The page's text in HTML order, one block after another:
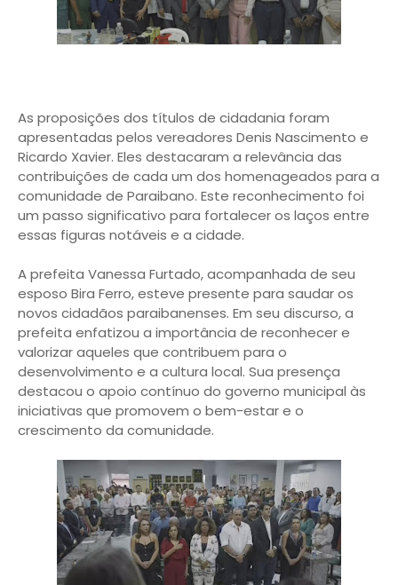
As proposições dos títulos de cidadania foram
apresentadas pelos vereadores Denis Nascimento e
Ricardo Xavier. Eles destacaram a relevância das
contribuições de cada um dos homenageados para a
comunidade de Paraibano. Este reconhecimento foi
um passo significativo para fortalecer os laços entre
essas figuras notáveis e a cidade.
A prefeita Vanessa Furtado, acompanhada de seu
esposo Bira Ferro, esteve presente para saudar os
novos cidadãos paraibanenses. Em seu discurso, a
prefeita enfatizou a importância de reconhecer e
valorizar aqueles que contribuem para o
desenvolvimento e a cultura local. Sua presença
destacou o apoio contínuo do governo municipal às
iniciativas que promovem o bem-estar e o
crescimento da comunidade.